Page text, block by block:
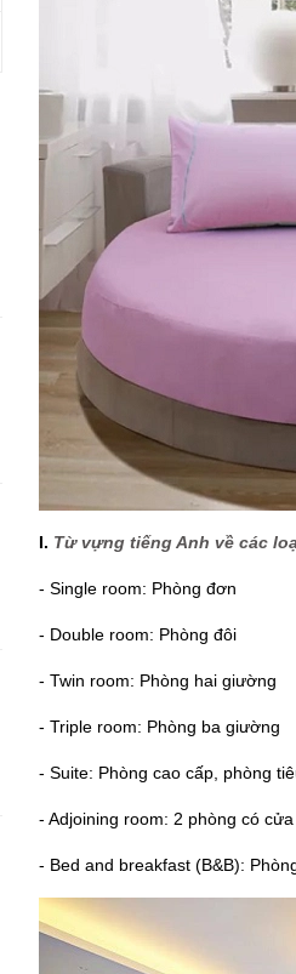
I. Từ vựng tiếng Anh về các
- Single room: Phòng đơn
- Double room: Phòng đôi
- Twin room: Phòng hai giường
- Triple room: Phòng ba giường
- Suite: Phòng cao cấp, phòng
- Adjoining room: 2 phòng có
- Bed and breakfast (B&B):